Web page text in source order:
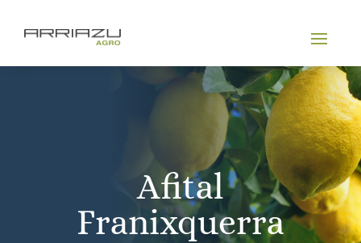
Afital
Franixquerra